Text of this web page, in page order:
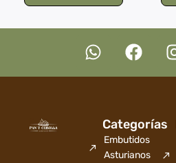
Categorías
Embutidos
Asturianos